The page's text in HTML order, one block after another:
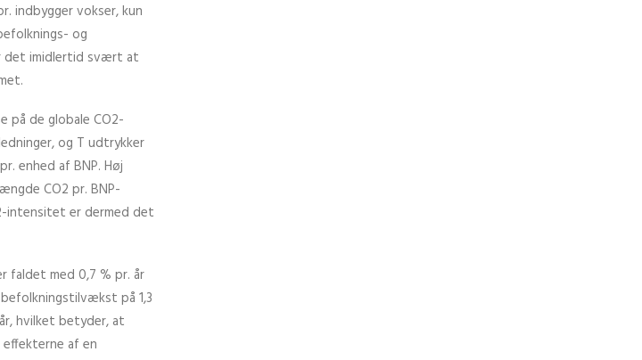
indbygger vokser, kun
og
det imidlertid svært at
på de globale CO2-
og T udtrykker
enhed af BNP. Høj
CO2 pr. BNP-
intensitet er dermed det
faldet med 0,7 % pr. år
på 1,3
hvilket betyder, at
af en